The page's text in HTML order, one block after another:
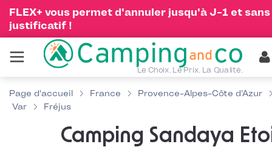
FLEX+ vous permet d'annuler jusqu'à J-1 et sans
justificatif !
Le Choix. Le Prix. La Qualité.
Page d'accueil France
Provence-Alpes-Côte d'Azur
Var
Fréjus
Camping Sandaya